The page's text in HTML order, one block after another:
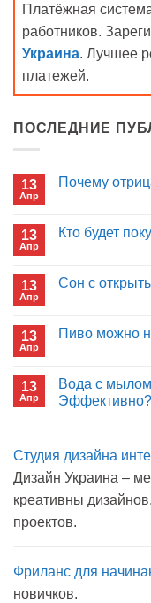
Платёжная
работников.
Украина. Лучшее
платежей.
ПОСЛЕДНИЕ
13
Апр
Почему
Почему
13
Апр
Кто будет
Кто
в
13
Апр
Сон с
Сон
13
Апр
Пиво можно
Пиво
можно
13
Апр
Вода с мылом
Эффективно?
Вода
мылом
прогулку
антисептик.
Студия дизайна
Дизайн Украина –
креативны
проектов.
Фриланс для
новичков.